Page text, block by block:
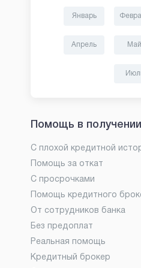
Январь
Апрель Май
Помощь в
С плохой кредитной
Помощь за откат
С просрочками
Помощь кредитного
От сотрудников банка
Без предоплат
Реальная помощь
Кредитный брокер